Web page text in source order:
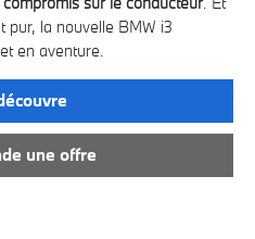
pur, la nouvelle BMW i3
en aventure.
une offre